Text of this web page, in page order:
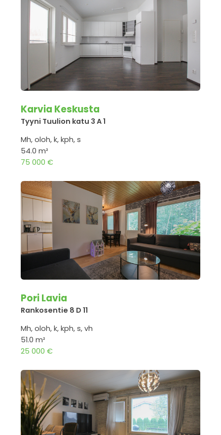
Karvia Keskusta
Tyyni Tuulion katu 3 A 1
Mh, oloh, k, kph, s
54.0 m²
75 000 €
Pori Lavia
Rankosentie 8 D 11
Mh, oloh, k, kph, s, vh
51.0 m²
25 000 €